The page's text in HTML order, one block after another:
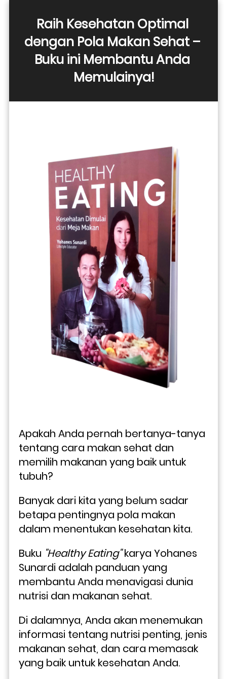
Raih Kesehatan Optimal
dengan Pola Makan Sehat –
Buku ini Membantu Anda
Memulainya!
Apakah Anda pernah bertanya-tanya
tentang cara makan sehat dan
memilih makanan yang baik untuk
tubuh?
Banyak dari kita yang belum sadar
betapa pentingnya pola makan
dalam menentukan kesehatan kita.
Buku "Healthy Eating" karya Yohanes
Sunardi adalah panduan yang
membantu Anda menavigasi dunia
nutrisi dan makanan sehat.
Di dalamnya, Anda akan menemukan
informasi tentang nutrisi penting, jenis
makanan sehat, dan cara memasak
yang baik untuk kesehatan Anda.